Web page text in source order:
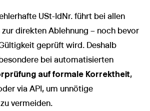
USt-IdNr. führt bei allen
direkten Ablehnung – noch bevor
geprüft wird. Deshalb
bei automatisierten
auf formale Korrektheit,
via API, um unnötige
vermeiden.